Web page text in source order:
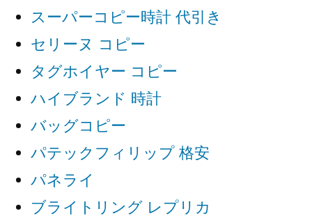
スーパーコピー時計 代引き
セリーヌ コピー
タグホイヤー コピー
ハイブランド 時計
バッグコピー
パテックフィリップ 格安
パネライ
ブライトリング レプリカ